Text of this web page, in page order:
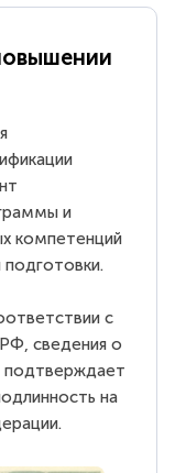
и
компетенций
подготовки.
с
сведения о
на